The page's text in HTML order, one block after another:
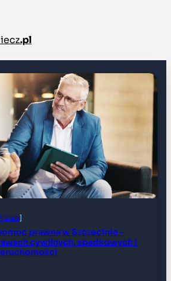
.pl
]
prawna w Szczecinie –
cywilnych, spadkowych i